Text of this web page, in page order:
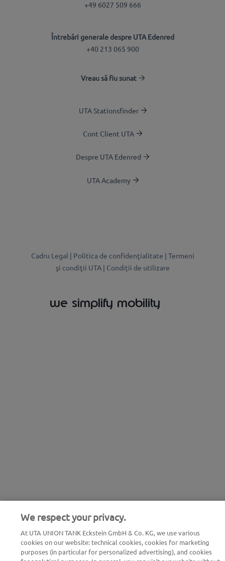
+49 6027 509 666
Întrebări generale despre UTA Edenred
+40 213 065 900
Vreau să fiu sunat
UTA Stationsfinder
Cont Client UTA
Despre UTA Edenred
UTA Academy
Cadru Legal | Politica de confidenţialitate | Termeni
şi condiţii UTA | Condiții de utilizare
we simplify mobility
We respect your privacy.
At UTA UNION TANK Eckstein GmbH & Co. KG, we use various
cookies on our website: technical cookies, cookies for marketing
purposes (in particular for personalized advertising), and cookies